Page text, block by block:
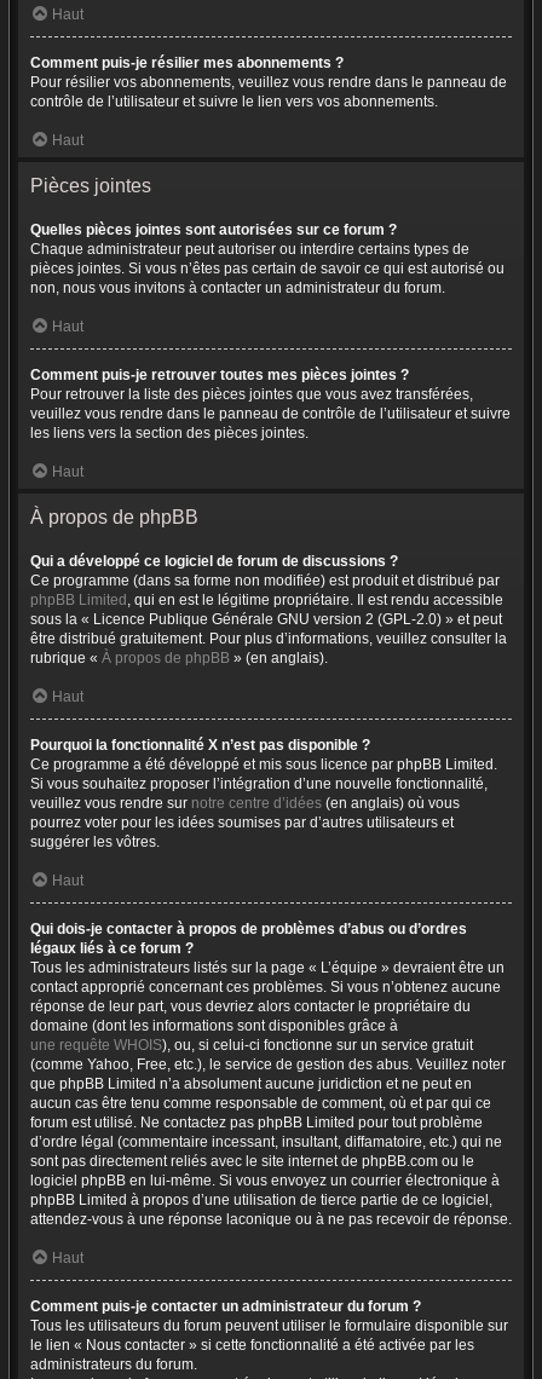
Haut
Comment puis-je résilier mes abonnements ?
Pour résilier vos abonnements, veuillez vous rendre dans le panneau de
contrôle de l’utilisateur et suivre le lien vers vos abonnements.
Haut
Pièces jointes
Quelles pièces jointes sont autorisées sur ce forum ?
Chaque administrateur peut autoriser ou interdire certains types de
pièces jointes. Si vous n’êtes pas certain de savoir ce qui est autorisé ou
non, nous vous invitons à contacter un administrateur du forum.
Haut
Comment puis-je retrouver toutes mes pièces jointes ?
Pour retrouver la liste des pièces jointes que vous avez transférées,
veuillez vous rendre dans le panneau de contrôle de l’utilisateur et suivre
les liens vers la section des pièces jointes.
Haut
À propos de phpBB
Qui a développé ce logiciel de forum de discussions ?
Ce programme (dans sa forme non modifiée) est produit et distribué par
phpBB Limited , qui en est le légitime propriétaire. Il est rendu accessible
sous la « Licence Publique Générale GNU version 2 (GPL-2.0) » et peut
être distribué gratuitement. Pour plus d’informations, veuillez consulter la
rubrique « À propos de phpBB » (en anglais).
Haut
Pourquoi la fonctionnalité X n’est pas disponible ?
Ce programme a été développé et mis sous licence par phpBB Limited.
Si vous souhaitez proposer l’intégration d’une nouvelle fonctionnalité,
veuillez vous rendre sur notre centre d’idées (en anglais) où vous
pourrez voter pour les idées soumises par d’autres utilisateurs et
suggérer les vôtres.
Haut
Qui dois-je contacter à propos de problèmes d’abus ou d’ordres
légaux liés à ce forum ?
Tous les administrateurs listés sur la page « L’équipe » devraient être un
contact approprié concernant ces problèmes. Si vous n’obtenez aucune
réponse de leur part, vous devriez alors contacter le propriétaire du
domaine (dont les informations sont disponibles grâce à
une requête WHOIS), ou, si celui-ci fonctionne sur un service gratuit
(comme Yahoo, Free, etc.), le service de gestion des abus. Veuillez noter
que phpBB Limited n’a absolument aucune juridiction et ne peut en
aucun cas être tenu comme responsable de comment, où et par qui ce
forum est utilisé. Ne contactez pas phpBB Limited pour tout problème
d’ordre légal (commentaire incessant, insultant, diffamatoire, etc.) qui ne
sont pas directement reliés avec le site internet de phpBB.com ou le
logiciel phpBB en lui-même. Si vous envoyez un courrier électronique à
phpBB Limited à propos d’une utilisation de tierce partie de ce logiciel,
attendez-vous à une réponse laconique ou à ne pas recevoir de réponse.
Haut
Comment puis-je contacter un administrateur du forum ?
Tous les utilisateurs du forum peuvent utiliser le formulaire disponible sur
le lien « Nous contacter » si cette fonctionnalité a été activée par les
administrateurs du forum.